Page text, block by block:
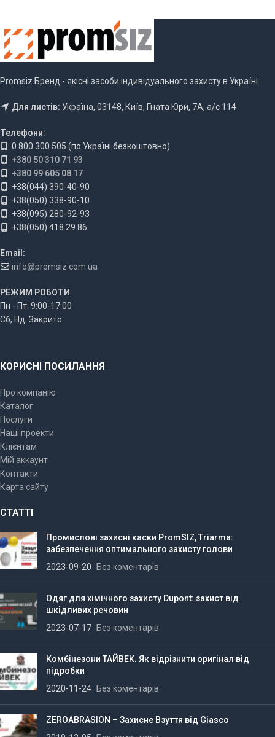
Promsiz Бренд - якісні засоби індивідуального захисту в Україні.
Для листів: Україна, 03148, Київ, Гната Юри, 7А, а/с 114
Телефони:
0 800 300 505 (по Україні безкоштовно)
+380 50 310 71 93
+380 99 605 08 17
+38(044) 390-40-90
+38(050) 338-90-10
+38(095) 280-92-93
+38(050) 418 29 86
Email:
info@promsiz.com.ua
РЕЖИМ РОБОТИ
Пн - Пт: 9:00-17:00
Сб, Нд: Закрито
КОРИСНІ ПОСИЛАННЯ
Про компанію
Каталог
Послуги
Наші проекти
Клієнтам
Мій аккаунт
Контакти
Карта сайту
СТАТТІ
Промислові захисні каски PromSIZ, Triarma:
забезпечення оптимального захисту голови
2023-09-20
Без коментарів
Одяг для хімічного захисту Dupont: захист від
шкідливих речовин
2023-07-17
Без коментарів
Комбінезони ТАЙВЕК. Як відрізнити оригінал від
підробки
2020-11-24
Без коментарів
ZEROABRASION – Захисне Взуття від Giasco